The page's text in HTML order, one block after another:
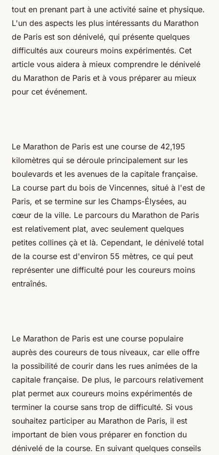
tout en prenant part à une activité saine et physique.
L'un des aspects les plus intéressants du Marathon
de Paris est son dénivelé, qui présente quelques
difficultés aux coureurs moins expérimentés. Cet
article vous aidera à mieux comprendre le dénivelé
du Marathon de Paris et à vous préparer au mieux
pour cet événement.
Le Marathon de Paris est une course de 42,195
kilomètres qui se déroule principalement sur les
boulevards et les avenues de la capitale française.
La course part du bois de Vincennes, situé à l'est de
Paris, et se termine sur les Champs-Élysées, au
cœur de la ville. Le parcours du Marathon de Paris
est relativement plat, avec seulement quelques
petites collines çà et là. Cependant, le dénivelé total
de la course est d'environ 55 mètres, ce qui peut
représenter une difficulté pour les coureurs moins
entraînés.
Le Marathon de Paris est une course populaire
auprès des coureurs de tous niveaux, car elle offre
la possibilité de courir dans les rues animées de la
capitale française. De plus, le parcours relativement
plat permet aux coureurs moins expérimentés de
terminer la course sans trop de difficulté. Si vous
souhaitez participer au Marathon de Paris, il est
important de bien vous préparer en fonction du
dénivelé de la course. En suivant quelques conseils